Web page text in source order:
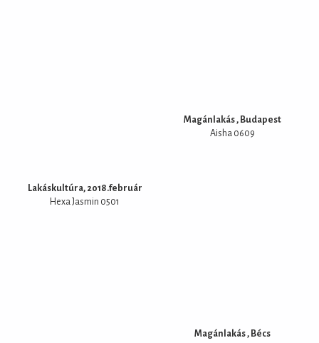
Lakáskultúra, 2018.február
Hexa Jasmin 0501
Magánlakás , Budapest
Aisha 0609
Magánlakás , Bécs